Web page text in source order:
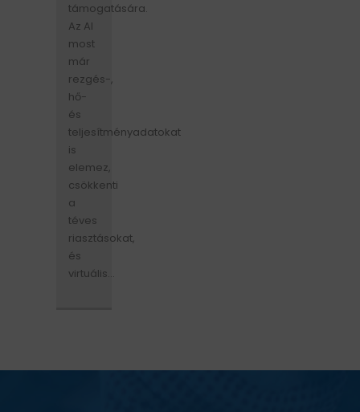
támogatására.
Az AI
most
már
rezgés-,
hő-
és
teljesítményadatokat
is
elemez,
csökkenti
a
téves
riasztásokat,
és
virtuális...